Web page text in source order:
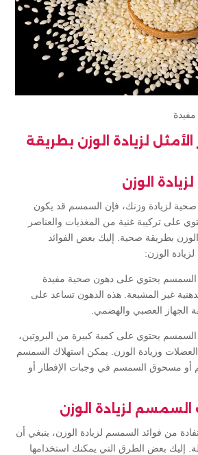
لزيادة الوزن بطريقة
الوزن
لزيادة وزنك، فإن السمسم قد يكون
على تركيبة غنية من المغذيات والعناصر
الوزن بطريقة صحية. إليك بعض الفوائد
الوزن:
السمسم يحتوي على دهون صحية مفيدة
غير المشبعة. هذه الدهون تساعد على
الجهاز العصبي والهضمي.
السمسم يحتوي على كمية كبيرة من البروتين،
وزيادة الوزن. يمكن استهلاك السمسم
مسحوق السمسم في وجبات الإفطار أو
لزيادة الوزن
من فوائد السمسم لزيادة الوزن، ينبغي أن
إليك بعض الطرق التي يمكنك استخدامها